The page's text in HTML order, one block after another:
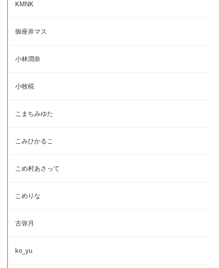
KMNK
御座井マス
小林潤奈
小牧椛
こまちみゆた
こみひかるこ
こめ村あさって
こめりな
古弥月
ko_yu